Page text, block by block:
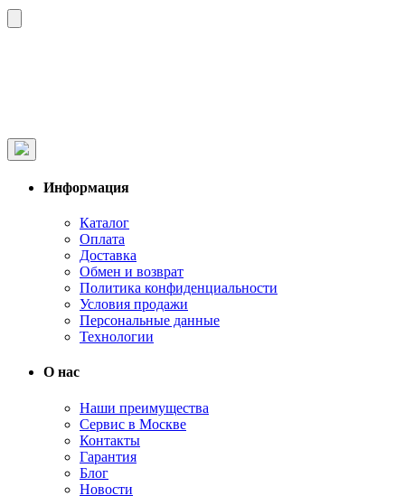
Информация
Каталог
Оплата
Доставка
Обмен и возврат
Политика конфиденциальности
Условия продажи
Персональные данные
Технологии
О нас
Наши преимущества
Сервис в Москве
Контакты
Гарантия
Блог
Новости